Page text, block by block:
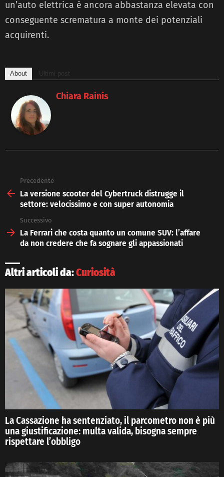
un’auto elettrica è ancora abbastanza elevata con
conseguente scrematura a monte dei potenziali
acquirenti.
About Ultimi post
Chiara Rainis
more
Precedente
La versione scooter del Cybertruck distrugge il
settore: velocissimo e con super autonomia
Successivo
La Ferrari che costa quanto un comune SUV: l’affare
da non credere che fa sognare gli appassionati
Altri articoli da:Curiosità
La Cassazione ha sentenziato, il parcometro non è più
una giustificazione: multa valida, bisogna sempre
rispettare l’obbligo